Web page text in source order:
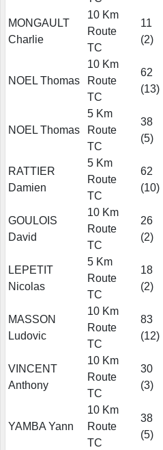
MONGAULT
Charlie
10 Km
Route
TC
11
(2)
NOEL Thomas
10 Km
Route
TC
62
(13)
NOEL Thomas
5 Km
Route
TC
38
(5)
RATTIER
Damien
5 Km
Route
TC
62
(10)
GOULOIS
David
10 Km
Route
TC
26
(2)
LEPETIT
Nicolas
5 Km
Route
TC
18
(2)
MASSON
Ludovic
10 Km
Route
TC
83
(12)
VINCENT
Anthony
10 Km
Route
TC
30
(3)
YAMBA Yann
10 Km
Route
TC
38
(5)